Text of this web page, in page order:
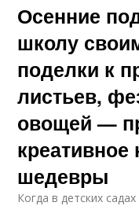
Осенние
школу
поделки к
листьев,
овощей —
креативное
шедевры
Когда в детских